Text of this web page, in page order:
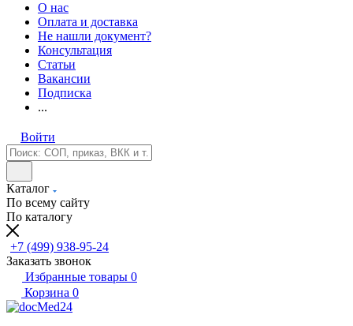
О нас
Оплата и доставка
Не нашли документ?
Консультация
Статьи
Вакансии
Подписка
...
Войти
Каталог
По всему сайту
По каталогу
+7 (499) 938-95-24
Заказать звонок
Избранные товары 0
Корзина 0